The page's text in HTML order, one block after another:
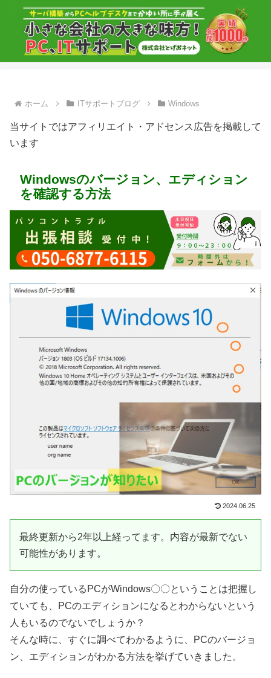
ホーム ITサポートブログ Windows
当サイトではアフィリエイト・アドセンス広告を掲載して
います
Windowsのバージョン、エディション
を確認する方法
2024.06.25
最終更新から2年以上経ってます。内容が最新でない
可能性があります。
自分の使っているPCがWindows〇〇ということは把握し
ていても、PCのエディションになるとわからないという
人もいるのでないでしょうか？
そんな時に、すぐに調べてわかるように、PCのバージョ
ン、エディションがわかる方法を挙げていきました。